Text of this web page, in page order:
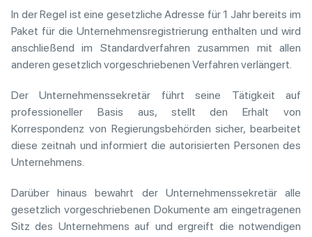
In der Regel ist eine gesetzliche Adresse für 1 Jahr bereits im
Paket für die Unternehmensregistrierung enthalten und wird
anschließend im Standardverfahren zusammen mit allen
anderen gesetzlich vorgeschriebenen Verfahren verlängert.
Der Unternehmenssekretär führt seine Tätigkeit auf
professioneller Basis aus, stellt den Erhalt von
Korrespondenz von Regierungsbehörden sicher, bearbeitet
diese zeitnah und informiert die autorisierten Personen des
Unternehmens.
Darüber hinaus bewahrt der Unternehmenssekretär alle
gesetzlich vorgeschriebenen Dokumente am eingetragenen
Sitz des Unternehmens auf und ergreift die notwendigen